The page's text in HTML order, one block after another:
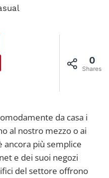
0
Shares
da casa i
al nostro mezzo o ai
ancora più semplice
e dei suoi negozi
del settore offrono